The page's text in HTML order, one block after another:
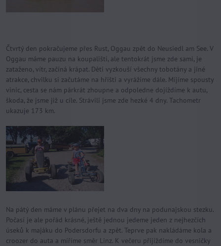
Čtvrtý den pokračujeme přes Rust, Oggau zpět do Neusiedl am See. V
Oggau máme pauzu na koupališti, ale tentokrát jsme zde sami, je
zataženo, vítr, začíná krápat. Děti vyzkouší všechny tobotány a jiné
atrakce, chvilku si začutáme na hřišti a vyrážíme dále. Míjíme spousty
vinic, cesta se nám párkrát zhoupne a odpoledne dojíždíme k autu,
škoda, že jsme již u cíle. Strávili jsme zde hezké 4 dny. Tachometr
ukazuje 173 km.
Na pátý den máme v plánu přejet na dva dny na podunajskou stezku.
Počasí je ale pořád krásné, ještě jednou jedeme jeden z nejhezčích
úseků k majáku do Podersdorfu a zpět. Teprve pak nakládáme kola a
croozer do auta a míříme směr Linz. K večeru přijíždíme do vesničky